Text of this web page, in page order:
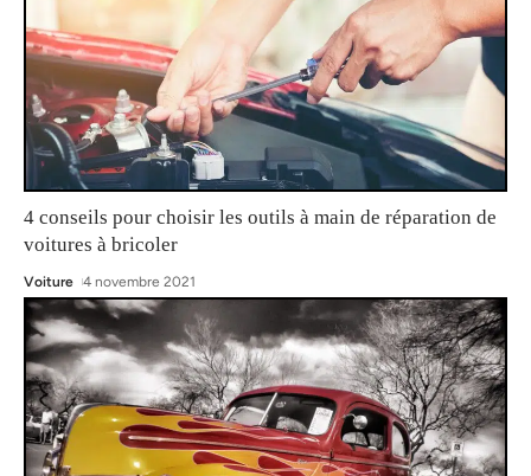
4 conseils pour choisir les outils à main de réparation de
voitures à bricoler
Voiture 4 novembre 2021